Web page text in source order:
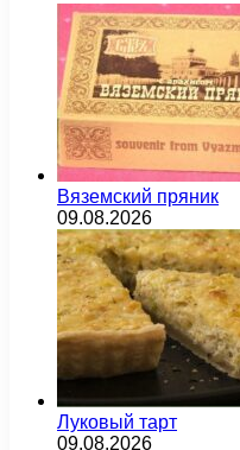
Вяземский пряник
09.08.2026
Луковый тарт
09.08.2026